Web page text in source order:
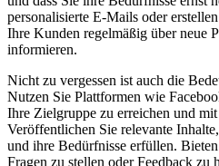
‍personalisierte E-Mails ‍oder
Ihre Kunden regelmäßig über neue
informieren.
Nicht ⁢zu vergessen ist auch ⁣die
⁤Nutzen Sie Plattformen wie‍
Ihre Zielgruppe​ zu erreichen und
Veröffentlichen Sie relevante
und ihre Bedürfnisse⁣ erfüllen.
Fragen zu stellen‌ oder Feedback⁢ zu